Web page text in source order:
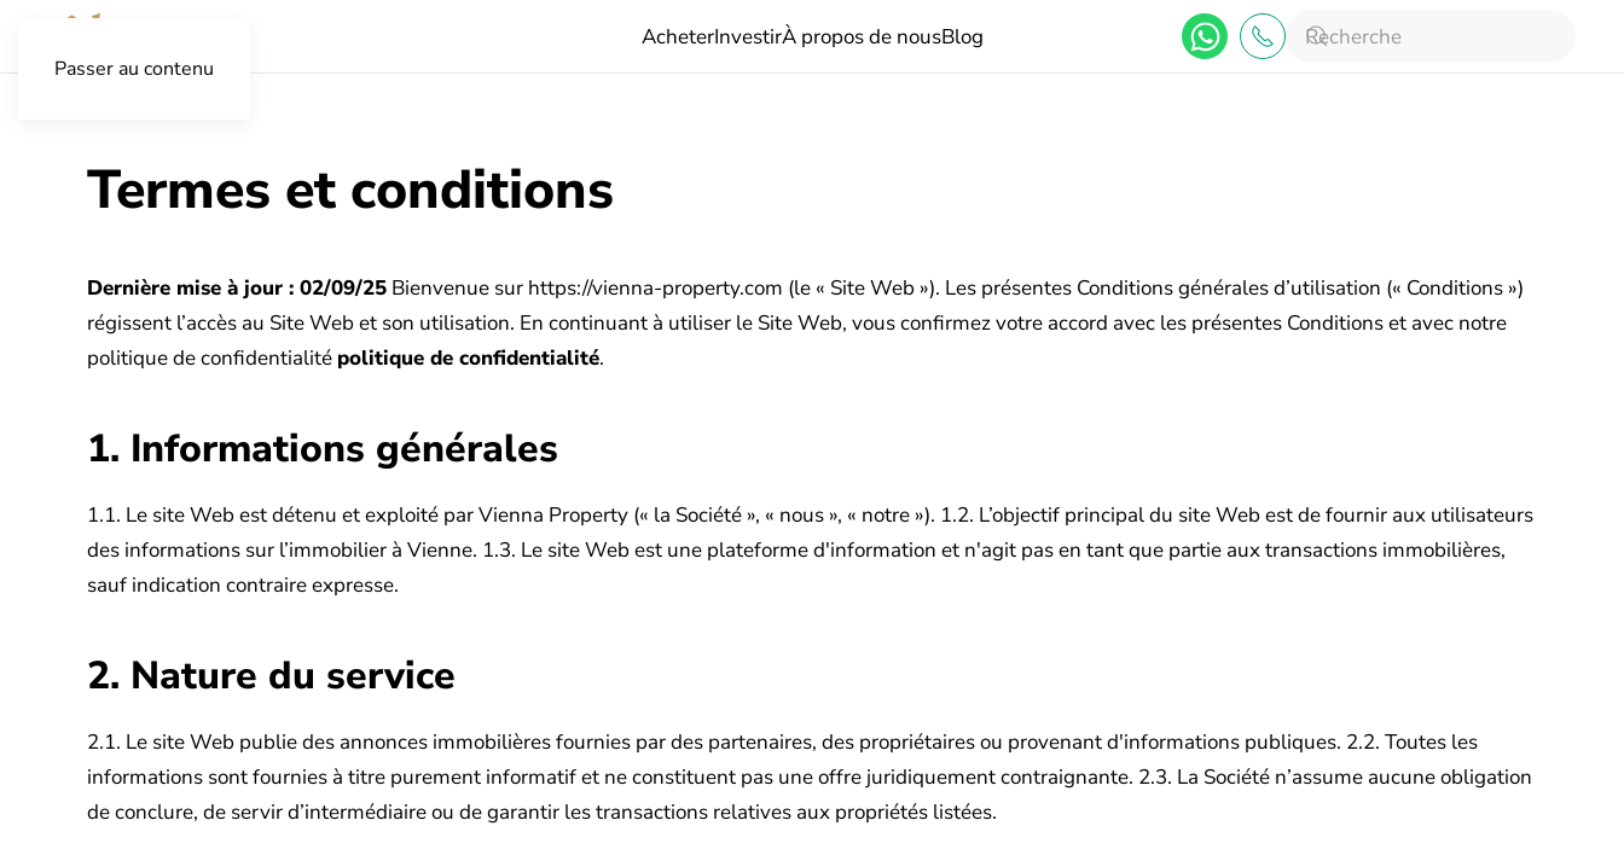
Passer au contenu
AcheterInvestirÀ propos de nousBlog
Termes et conditions
Dernière mise à jour : 02/09/25 Bienvenue sur https://vienna-property.com (le « Site Web »). Les présentes Conditions générales d’utilisation (« Conditions »)
régissent l’accès au Site Web et son utilisation. En continuant à utiliser le Site Web, vous confirmez votre accord avec les présentes Conditions et avec notre
politique de confidentialité politique de confidentialité.
1. Informations générales
1.1. Le site Web est détenu et exploité par Vienna Property (« la Société », « nous », « notre »). 1.2. L’objectif principal du site Web est de fournir aux utilisateurs
des informations sur l’immobilier à Vienne. 1.3. Le site Web est une plateforme d'information et n'agit pas en tant que partie aux transactions immobilières,
sauf indication contraire expresse.
2. Nature du service
2.1. Le site Web publie des annonces immobilières fournies par des partenaires, des propriétaires ou provenant d'informations publiques. 2.2. Toutes les
informations sont fournies à titre purement informatif et ne constituent pas une offre juridiquement contraignante. 2.3. La Société n’assume aucune obligation
de conclure, de servir d’intermédiaire ou de garantir les transactions relatives aux propriétés listées.